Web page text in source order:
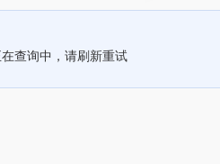
查询中，请刷新重试